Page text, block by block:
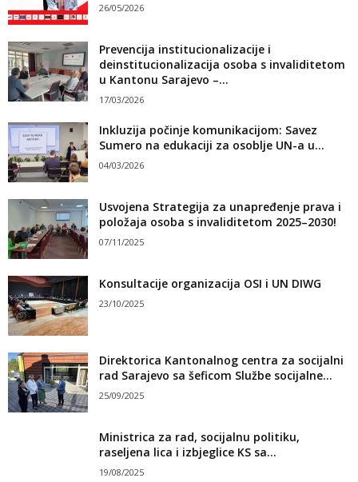
26/05/2026
Prevencija institucionalizacije i
deinstitucionalizacija osoba s invaliditetom
u Kantonu Sarajevo –...
17/03/2026
Inkluzija počinje komunikacijom: Savez
Sumero na edukaciji za osoblje UN-a u...
04/03/2026
Usvojena Strategija za unapređenje prava i
položaja osoba s invaliditetom 2025–2030!
07/11/2025
Konsultacije organizacija OSI i UN DIWG
23/10/2025
Direktorica Kantonalnog centra za socijalni
rad Sarajevo sa šeficom Službe socijalne...
25/09/2025
Ministrica za rad, socijalnu politiku,
raseljena lica i izbjeglice KS sa...
19/08/2025